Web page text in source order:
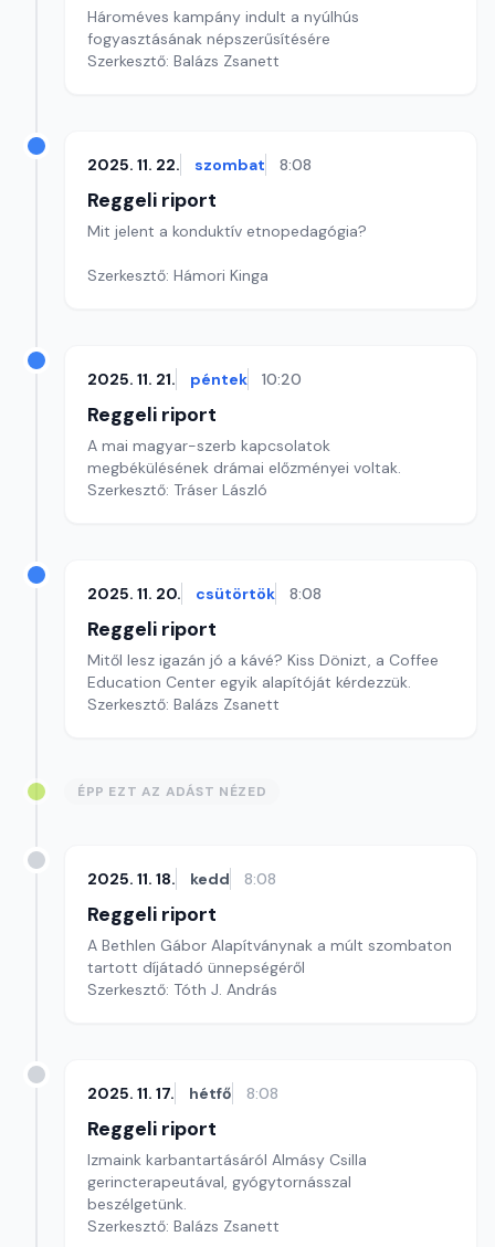
Hároméves kampány indult a nyúlhús
fogyasztásának népszerűsítésére
Szerkesztő: Balázs Zsanett
2025. 11. 22. szombat 8:08
Reggeli riport
Mit jelent a konduktív etnopedagógia?
Szerkesztő: Hámori Kinga
2025. 11. 21. péntek 10:20
Reggeli riport
A mai magyar-szerb kapcsolatok
megbékülésének drámai előzményei voltak.
Szerkesztő: Tráser László
2025. 11. 20. csütörtök 8:08
Reggeli riport
Mitől lesz igazán jó a kávé? Kiss Dönizt, a Coffee
Education Center egyik alapítóját kérdezzük.
Szerkesztő: Balázs Zsanett
ÉPP EZT AZ ADÁST NÉZED
2025. 11. 18. kedd 8:08
Reggeli riport
A Bethlen Gábor Alapítványnak a múlt szombaton
tartott díjátadó ünnepségéről
Szerkesztő: Tóth J. András
2025. 11. 17. hétfő 8:08
Reggeli riport
Izmaink karbantartásáról Almásy Csilla
gerincterapeutával, gyógytornásszal
beszélgetünk.
Szerkesztő: Balázs Zsanett